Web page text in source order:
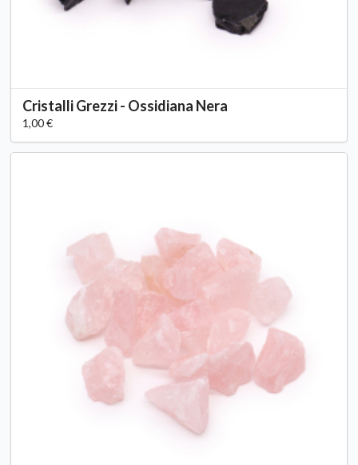
Cristalli Grezzi - Ossidiana Nera
1,00 €